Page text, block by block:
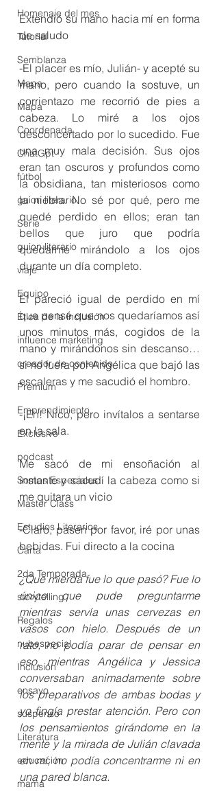
Homenaje del mes
Tutorial
Semblanza
Mapa
Mapa
Coordenada
ChatGpt
fútbol
guion literario
Serie
guion literario
viaje
Equipo
Ética de la inclusión
influence marketing
creador de contenido
Premium
Emprendimiento
Exclusivo
podcast
Somos Especiales
Master Class
Estudios Literarios
Carta
2da Temporada
storytelling
Regalos
nubespecial
Inclusión
ensayo
suspenso
Literatura
educación
mamá
Extendió su mano hacia mí en forma
de saludo
-El placer es mío, Julián- y acepté su
mano, pero cuando la sostuve, un
corrientazo me recorrió de pies a
cabeza. Lo miré a los ojos
desconcertado por lo sucedido. Fue
una muy mala decisión. Sus ojos
eran tan oscuros y profundos como
la obsidiana, tan misteriosos como
la niebla. No sé por qué, pero me
quedé perdido en ellos; eran tan
bellos que juro que podría
quedarme mirándolo a los ojos
durante un día completo.
Él pareció igual de perdido en mí
que pensé que nos quedaríamos así
unos minutos más, cogidos de la
mano y mirándonos sin descanso…
si no fuera por Angélica que bajó las
escaleras y me sacudió el hombro.
-¡Eh! Nico, pero invítalos a sentarse
en la sala.
Me sacó de mi ensoñación al
instante y sacudí la cabeza como si
me quitara un vicio
-Claro, pasen por favor, iré por unas
bebidas. Fui directo a la cocina
¿Que mierda fue lo que pasó? Fue lo
único que pude preguntarme
mientras servía unas cervezas en
vasos con hielo. Después de un
rato, no podía parar de pensar en
eso, mientras Angélica y Jessica
conversaban animadamente sobre
los preparativos de ambas bodas y
yo fingía prestar atención. Pero con
los pensamientos girándome en la
mente y la mirada de Julián clavada
en mí, no podía concentrarme ni en
una pared blanca.